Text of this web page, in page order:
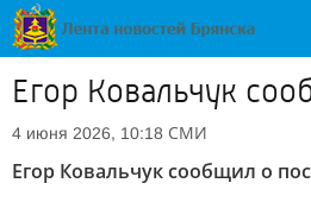
Егор Ковальчук
4 июня 2026, 10:18 СМИ
Егор Ковальчук сообщил о